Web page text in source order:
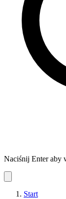
Naciśnij Enter aby
Start